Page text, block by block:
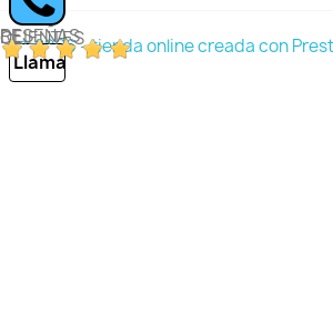
Llamar
RESEÑAS DE CLIENTES
© 2026 - tienda online creada con